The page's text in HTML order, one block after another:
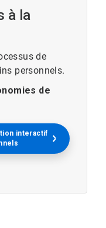
à la
de
personnels.
de
interactif